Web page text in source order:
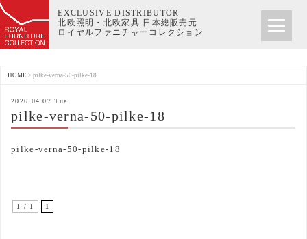
EXCLUSIVE DISTRIBUTOR
北欧照明・北欧家具 日本総販売元
ロイヤルファニチャーコレクション
HOME > pilke-verna-50-pilke-18
2026.04.07 Tue
pilke-verna-50-pilke-18
pilke-verna-50-pilke-18
1 / 1 1